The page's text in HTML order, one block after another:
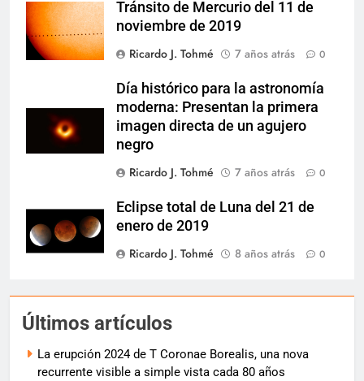
Tránsito de Mercurio del 11 de
noviembre de 2019
Ricardo J. Tohmé
7 años atrás 0
Día histórico para la astronomía
moderna: Presentan la primera
imagen directa de un agujero
negro
Ricardo J. Tohmé
7 años atrás 0
Eclipse total de Luna del 21 de
enero de 2019
Ricardo J. Tohmé
8 años atrás 0
Últimos artículos
La erupción 2024 de T Coronae Borealis, una nova
recurrente visible a simple vista cada 80 años